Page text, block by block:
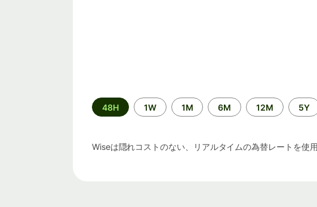
期
間
48H 1W 1M 6M 12M 5Y
Wiseは隠れコストのない、リアルタイムの為替レートを使用